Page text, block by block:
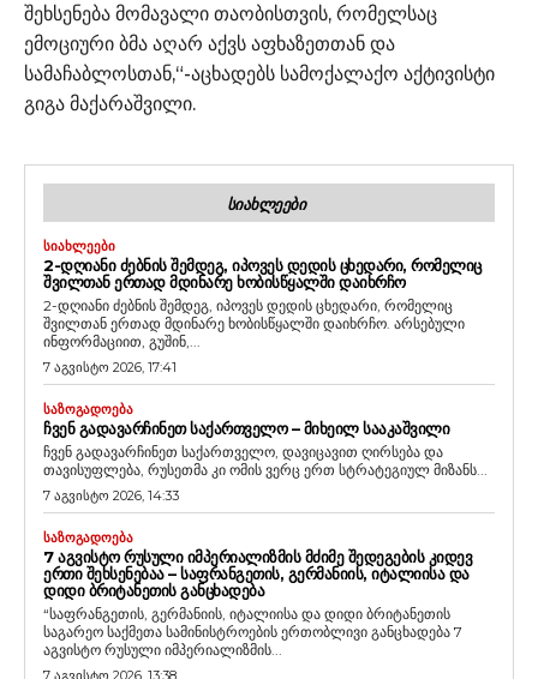
შეხსენება მომავალი თაობისთვის, რომელსაც
ემოციური ბმა აღარ აქვს აფხაზეთთან და
სამაჩაბლოსთან,“-აცხადებს სამოქალაქო აქტივისტი
გიგა მაქარაშვილი.
ᲡᲘᲐᲮᲚᲔᲔᲑᲘ
ᲡᲘᲐᲮᲚᲔᲔᲑᲘ
2-ᲓᲦᲘᲐᲜᲘ ᲫᲔᲑᲜᲘᲡ ᲨᲔᲛᲓᲔᲒ, ᲘᲞᲝᲕᲔᲡ ᲓᲔᲓᲘᲡ ᲪᲮᲔᲓᲐᲠᲘ, ᲠᲝᲛᲔᲚᲘᲪ
ᲨᲕᲘᲚᲗᲐᲜ ᲔᲠᲗᲐᲓ ᲛᲓᲘᲜᲐᲠᲔ ᲮᲝᲑᲘᲡᲬᲧᲐᲚᲨᲘ ᲓᲐᲘᲮᲠᲩᲝ
2-დღიანი ძებნის შემდეგ, იპოვეს დედის ცხედარი, რომელიც
შვილთან ერთად მდინარე ხობისწყალში დაიხრჩო. არსებული
ინფორმაციით, გუშინ,...
7 აგვისტო 2026, 17:41
ᲡᲐᲖᲝᲒᲐᲓᲝᲔᲑᲐ
ᲩᲕᲔᲜ ᲒᲐᲓᲐᲕᲐᲠᲩᲘᲜᲔᲗ ᲡᲐᲥᲐᲠᲗᲕᲔᲚᲝ – ᲛᲘᲮᲔᲘᲚ ᲡᲐᲐᲙᲐᲨᲕᲘᲚᲘ
ჩვენ გადავარჩინეთ საქართველო, დავიცავით ღირსება და
თავისუფლება, რუსეთმა კი ომის ვერც ერთ სტრატეგიულ მიზანს...
7 აგვისტო 2026, 14:33
ᲡᲐᲖᲝᲒᲐᲓᲝᲔᲑᲐ
7 ᲐᲒᲕᲘᲡᲢᲝ ᲠᲣᲡᲣᲚᲘ ᲘᲛᲞᲔᲠᲘᲐᲚᲘᲖᲛᲘᲡ ᲛᲫᲘᲛᲔ ᲨᲔᲓᲔᲒᲔᲑᲘᲡ ᲙᲘᲓᲔᲕ
ᲔᲠᲗᲘ ᲨᲔᲮᲡᲔᲜᲔᲑᲐᲐ – ᲡᲐᲤᲠᲐᲜᲒᲔᲗᲘᲡ, ᲒᲔᲠᲛᲐᲜᲘᲘᲡ, ᲘᲢᲐᲚᲘᲘᲡᲐ ᲓᲐ
ᲓᲘᲓᲘ ᲑᲠᲘᲢᲐᲜᲔᲗᲘᲡ ᲒᲐᲜᲪᲮᲐᲓᲔᲑᲐ
“საფრანგეთის, გერმანიის, იტალიისა და დიდი ბრიტანეთის
საგარეო საქმეთა სამინისტროების ერთობლივი განცხადება 7
აგვისტო რუსული იმპერიალიზმის...
7 აგვისტო 2026, 13:38